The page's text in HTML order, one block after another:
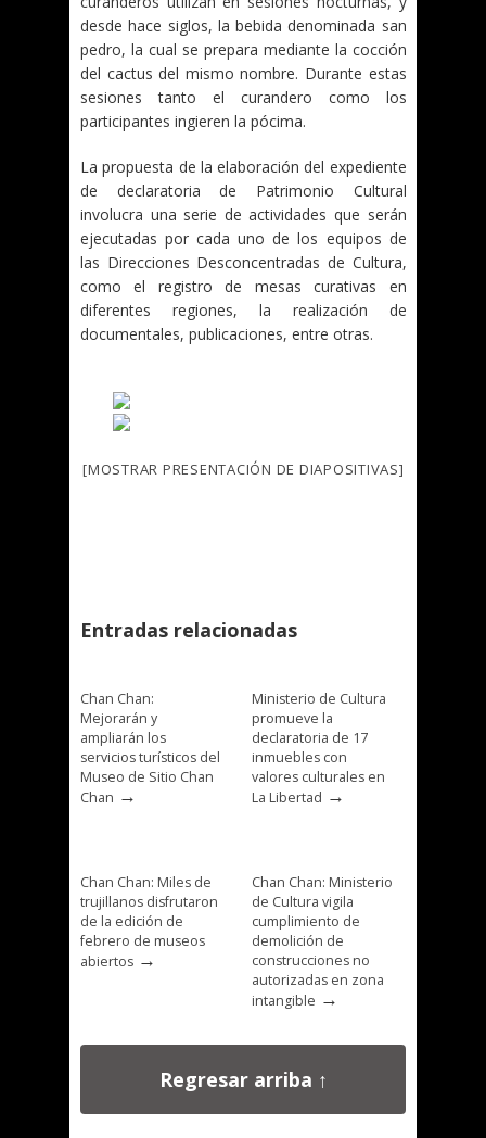
desde hace siglos, la bebida denominada san
pedro, la cual se prepara mediante la cocción
del cactus del mismo nombre. Durante estas
sesiones tanto el curandero como los
participantes ingieren la pócima.
La propuesta de la elaboración del expediente
de declaratoria de Patrimonio Cultural
involucra una serie de actividades que serán
ejecutadas por cada uno de los equipos de
las Direcciones Desconcentradas de Cultura,
como el registro de mesas curativas en
diferentes regiones, la realización de
documentales, publicaciones, entre otras.
[MOSTRAR PRESENTACIÓN DE DIAPOSITIVAS]
Entradas relacionadas
Chan Chan:
Mejorarán y
ampliarán los
servicios turísticos del
Museo de Sitio Chan
Chan →
Ministerio de Cultura
promueve la
declaratoria de 17
inmuebles con
valores culturales en
La Libertad →
Chan Chan: Miles de
trujillanos disfrutaron
de la edición de
febrero de museos
abiertos →
Chan Chan: Ministerio
de Cultura vigila
cumplimiento de
demolición de
construcciones no
autorizadas en zona
intangible →
Regresar arriba ↑